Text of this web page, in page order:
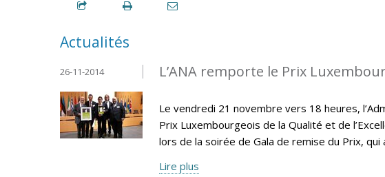
Actualités
L’ANA remporte le Prix
26-11-2014
Le vendredi 21 novembre vers 18 heures,
Prix Luxembourgeois de la Qualité et de
lors de la soirée de Gala de remise du Prix, qui
Lire plus